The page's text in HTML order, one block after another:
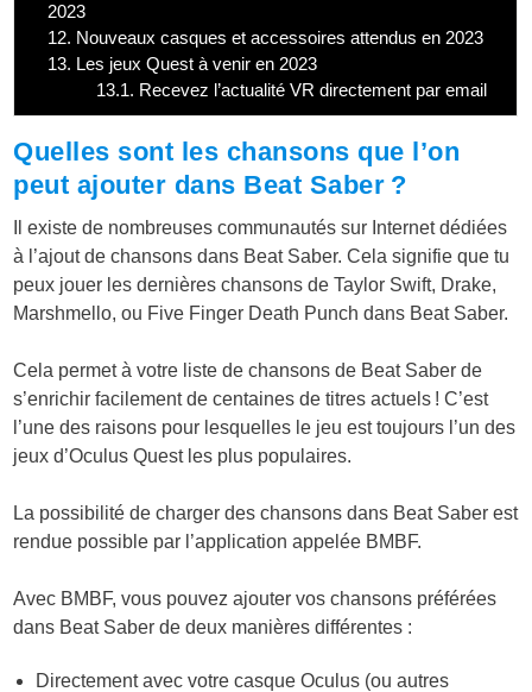
2023
12. Nouveaux casques et accessoires attendus en 2023
13. Les jeux Quest à venir en 2023
13.1. Recevez l’actualité VR directement par email
Quelles sont les chansons que l’on
peut ajouter dans Beat Saber ?
Il existe de nombreuses communautés sur Internet dédiées
à l’ajout de chansons dans Beat Saber. Cela signifie que tu
peux jouer les dernières chansons de Taylor Swift, Drake,
Marshmello, ou Five Finger Death Punch dans Beat Saber.
Cela permet à votre liste de chansons de Beat Saber de
s’enrichir facilement de centaines de titres actuels ! C’est
l’une des raisons pour lesquelles le jeu est toujours l’un des
jeux d’Oculus Quest les plus populaires.
La possibilité de charger des chansons dans Beat Saber est
rendue possible par l’application appelée BMBF.
Avec BMBF, vous pouvez ajouter vos chansons préférées
dans Beat Saber de deux manières différentes :
Directement avec votre casque Oculus (ou autres